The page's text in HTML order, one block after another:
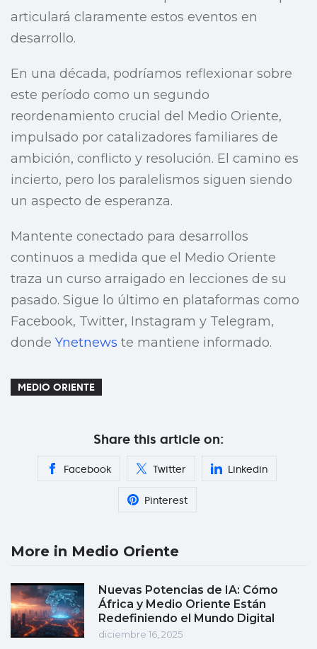
articulará claramente estos eventos en
desarrollo.
En una década, podríamos reflexionar sobre
este período como un segundo
reordenamiento crucial del Medio Oriente,
impulsado por catalizadores familiares de
ambición, conflicto y resolución. El camino es
incierto, pero los paralelismos siguen siendo
un aspecto de esperanza.
Mantente conectado para desarrollos
continuos a medida que el Medio Oriente
traza un curso arraigado en lecciones de su
pasado. Sigue lo último en plataformas como
Facebook, Twitter, Instagram y Telegram,
donde Ynetnews te mantiene informado.
MEDIO ORIENTE
Share this article on:
Facebook Twitter Linkedin
Pinterest
More in Medio Oriente
Nuevas Potencias de IA: Cómo
África y Medio Oriente Están
Redefiniendo el Mundo Digital
diciembre 16, 2025